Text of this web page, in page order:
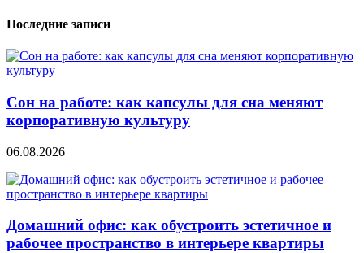
Последние записи
Сон на работе: как капсулы для сна меняют
корпоративную культуру
06.08.2026
Домашний офис: как обустроить эстетичное и
рабочее пространство в интерьере квартиры